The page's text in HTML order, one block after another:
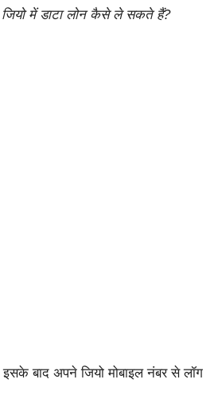
में डाटा लोन कैसे ले सकते हैं?
बाद अपने जियो मोबाइल नंबर से लॉग